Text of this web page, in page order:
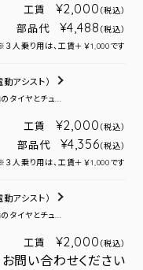
工賃 ¥2,000 （税込）
部品代 ¥4,488 （税込）
３人乗り用は、工賃＋￥1,000です
動アシスト）
タイヤとチュ...
工賃 ¥2,000 （税込）
部品代 ¥4,356（税込）
３人乗り用は、工賃＋￥1,000です
動アシスト）
タイヤとチュ...
工賃 ¥2,000 （税込）
お問い合わせください